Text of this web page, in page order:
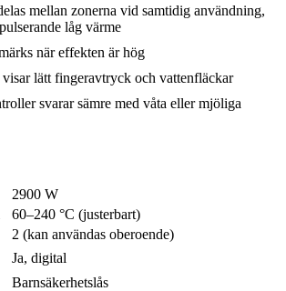
mellan zonerna vid samtidig användning,
låg värme
när effekten är hög
lätt fingeravtryck och vattenfläckar
svarar sämre med våta eller mjöliga
2900 W
60–240 °C (justerbart)
2 (kan användas oberoende)
Ja, digital
Barnsäkerhetslås